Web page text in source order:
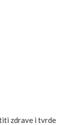
zdrave i tvrde